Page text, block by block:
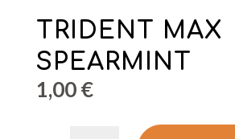
TRIDENT MAX
SPEARMINT
1,00€